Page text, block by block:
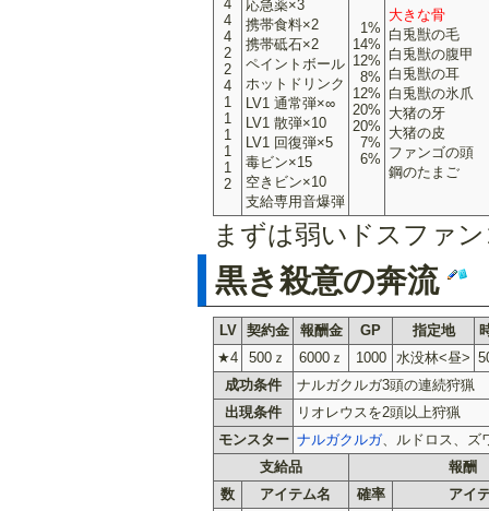
4
4
4
2
2
4
1
1
1
1
1
2
応急薬×3
携帯食料×2
携帯砥石×2
ペイントボール
ホットドリンク
LV1 通常弾×∞
LV1 散弾×10
LV1 回復弾×5
毒ビン×15
空きビン×10
支給専用音爆弾
1%
14%
12%
8%
12%
20%
20%
7%
6%
大きな骨
白兎獣の毛
白兎獣の腹甲
白兎獣の耳
白兎獣の氷爪
大猪の牙
大猪の皮
ファンゴの頭
鋼のたまご
まずは弱いドスファ
黒き殺意の奔流
LV 契約金 報酬金 GP 指定地
★4
500ｚ 6000ｚ 1000 水没林<昼>
成功条件
ナルガクルガ3頭の連続狩猟
出現条件
リオレウスを2頭以上狩猟
モンスター ナルガクルガ、ルドロス、ズ
支給品
報酬
数
アイテム名 確率 アイ